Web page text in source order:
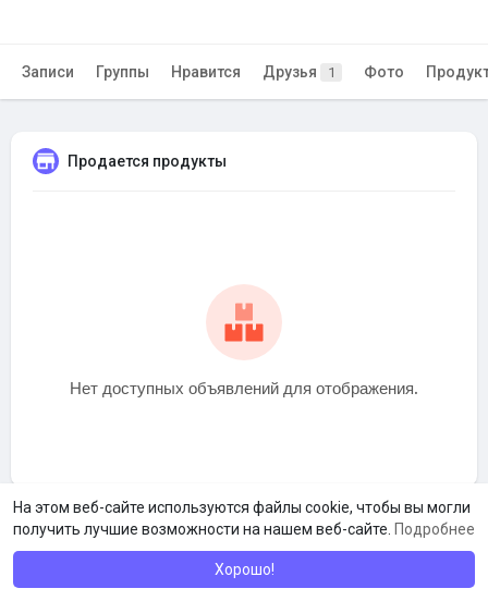
На этом веб-сайте используются файлы cookie, чтобы вы могли
получить лучшие возможности на нашем веб-сайте. Подробнее
Хорошо!
Записи Группы Нравится Друзья 1 Фото
Продается продукты
Нет доступных объявлений для отображения.